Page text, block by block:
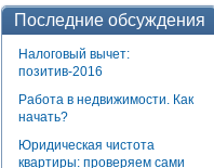
Последние обсуждения
Налоговый вычет:
позитив-2016
Работа в недвижимости. Как
начать?
Юридическая чистота
квартиры: проверяем сами